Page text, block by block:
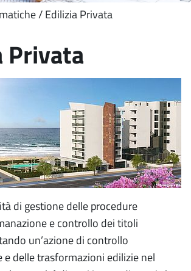
Edilizia Privata
Privata
di gestione delle procedure
e controllo dei titoli
un’azione di controllo
e delle trasformazioni edilizie nel